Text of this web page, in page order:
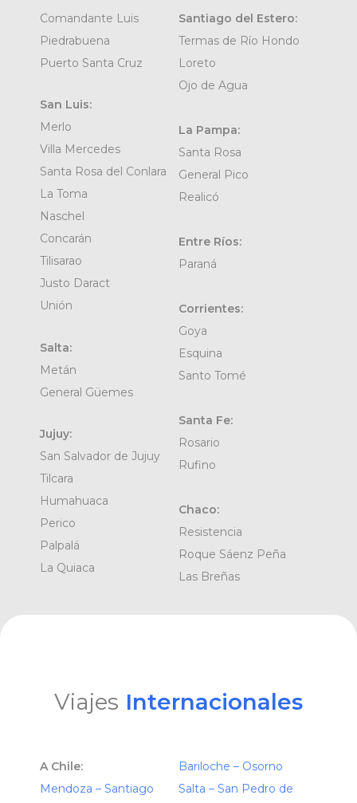
Comandante Luis
Piedrabuena
Puerto Santa Cruz
San Luis:
Merlo
Villa Mercedes
Santa Rosa del Conlara
La Toma
Naschel
Concarán
Tilisarao
Justo Daract
Unión
Salta:
Metán
General Güemes
Jujuy:
San Salvador de Jujuy
Tilcara
Humahuaca
Perico
Palpalá
La Quiaca
Santiago del Estero:
Termas de Río Hondo
Loreto
Ojo de Agua
La Pampa:
Santa Rosa
General Pico
Realicó
Entre Ríos:
Paraná
Corrientes:
Goya
Esquina
Santo Tomé
Santa Fe:
Rosario
Rufino
Chaco:
Resistencia
Roque Sáenz Peña
Las Breñas
Viajes Internacionales
A Chile:
Mendoza – Santiago
Bariloche – Osorno
Salta – San Pedro de